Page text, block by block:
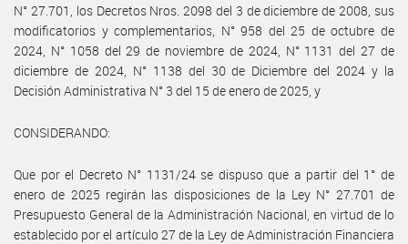
N° 27.701, los Decretos Nros. 2098 del 3 de diciembre de 2008, sus
modificatorios y complementarios, N° 958 del 25 de octubre de
2024, N° 1058 del 29 de noviembre de 2024, N° 1131 del 27 de
diciembre de 2024, N° 1138 del 30 de Diciembre del 2024 y la
Decisión Administrativa N° 3 del 15 de enero de 2025, y
CONSIDERANDO:
Que por el Decreto N° 1131/24 se dispuso que a partir del 1° de
enero de 2025 regirán las disposiciones de la Ley N° 27.701 de
Presupuesto General de la Administración Nacional, en virtud de lo
establecido por el artículo 27 de la Ley de Administración Financiera